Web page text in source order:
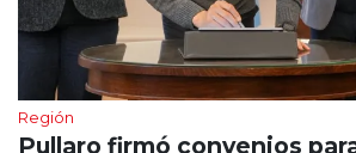
Región
Pullaro firmó convenios